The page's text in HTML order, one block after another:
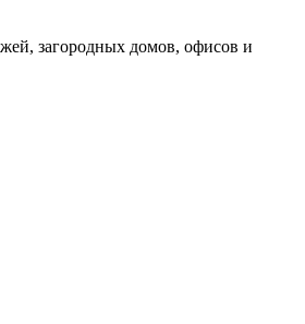
загородных домов, офисов и